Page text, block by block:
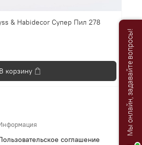
& Habidecor Супер Пил 278
В корзину
соглашение
Мы онлайн, задавайте вопросы!
Я Анастасия, Ваш консультант.